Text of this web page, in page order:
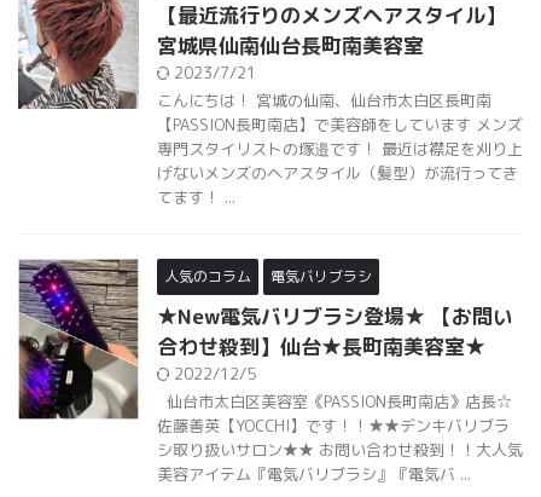
【最近流行りのメンズヘアスタイル】
宮城県仙南仙台長町南美容室
2023/7/21
こんにちは！ 宮城の仙南、仙台市太白区長町南
【PASSION長町南店】で美容師をしています メンズ
専門スタイリストの塚邉です！ 最近は襟足を刈り上
げないメンズのヘアスタイル（髪型）が流行ってき
てます！ ...
人気のコラム 電気バリブラシ
★New電気バリブラシ登場★ 【お問い
合わせ殺到】仙台★長町南美容室★
2022/12/5
仙台市太白区美容室《PASSION長町南店》店長☆
佐藤善英【YOCCHI】です！！★★デンキバリブラ
シ取り扱いサロン★★ お問い合わせ殺到！！大人気
美容アイテム『電気バリブラシ』『電気バ ...